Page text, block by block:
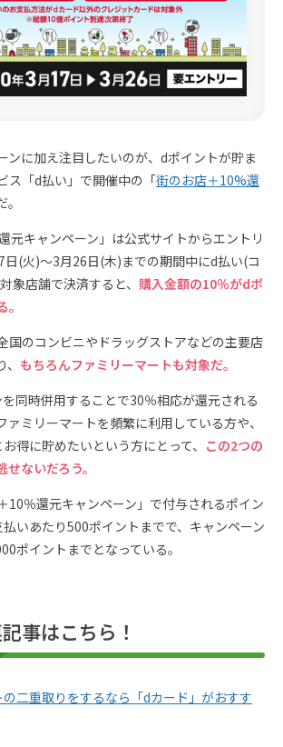
ンに加え注目したいのが、dポイントが貯ま
ス「d払い」で開催中の「街のお店＋10%還
。
元キャンペーン」は公式サイトからエントリ
日(火)～3月26日(木)までの期間中にd払い(コ
象店舗で決済すると、 購入金額の10％がdポ
国のコンビニやドラッグストアなどの主要店
もちろんファミリーマートも対象だ。
同時併用することで30％相応が還元される
ァミリーマートを頻繁に利用している方や、
得に貯めたいという方にとって、 この2つの
ないだろう。
10％還元キャンペーン」で付与されるポイン
払いあたり500ポイントまでで、キャンペーン
ポイントまでとなっている。
事はこちら！
二重取りをするなら「dカード」がおすす